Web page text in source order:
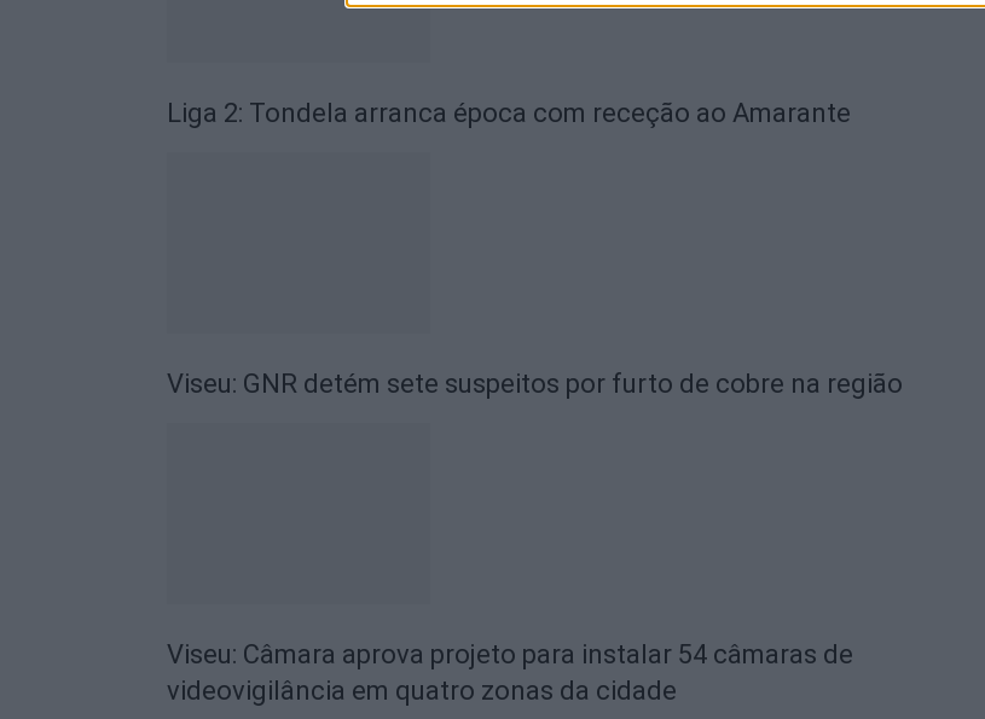
Liga 2: Tondela arranca época com receção ao Amarante
Viseu: GNR detém sete suspeitos por furto de cobre na região
Viseu: Câmara aprova projeto para instalar 54 câmaras de
videovigilância em quatro zonas da cidade